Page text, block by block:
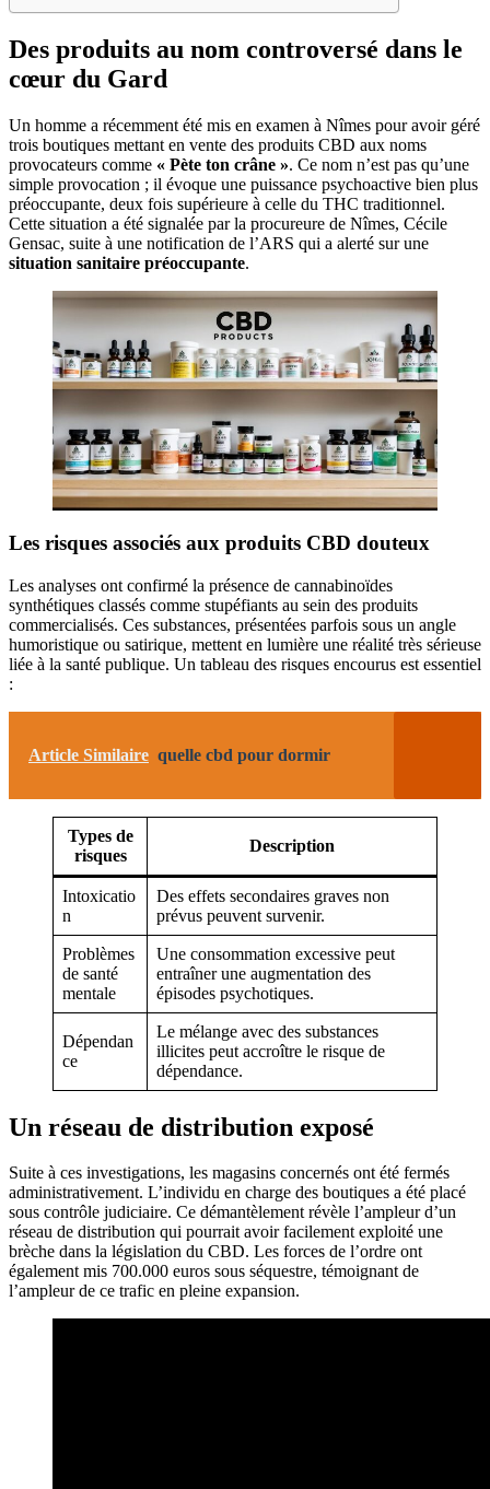
Des produits au nom controversé dans le
cœur du Gard
Un homme a récemment été mis en examen à Nîmes pour avoir géré
trois boutiques mettant en vente des produits CBD aux noms
provocateurs comme « Pète ton crâne ». Ce nom n’est pas qu’une
simple provocation ; il évoque une puissance psychoactive bien plus
préoccupante, deux fois supérieure à celle du THC traditionnel.
Cette situation a été signalée par la procureure de Nîmes, Cécile
Gensac, suite à une notification de l’ARS qui a alerté sur une
situation sanitaire préoccupante.
Les risques associés aux produits CBD douteux
Les analyses ont confirmé la présence de cannabinoïdes
synthétiques classés comme stupéfiants au sein des produits
commercialisés. Ces substances, présentées parfois sous un angle
humoristique ou satirique, mettent en lumière une réalité très sérieuse
liée à la santé publique. Un tableau des risques encourus est essentiel
:
Article Similaire quelle cbd pour dormir
Types de
risques
Description
Intoxicatio
n
Des effets secondaires graves non
prévus peuvent survenir.
Problèmes
de santé
mentale
Une consommation excessive peut
entraîner une augmentation des
épisodes psychotiques.
Dépendan
ce
Le mélange avec des substances
illicites peut accroître le risque de
dépendance.
Un réseau de distribution exposé
Suite à ces investigations, les magasins concernés ont été fermés
administrativement. L’individu en charge des boutiques a été placé
sous contrôle judiciaire. Ce démantèlement révèle l’ampleur d’un
réseau de distribution qui pourrait avoir facilement exploité une
brèche dans la législation du CBD. Les forces de l’ordre ont
également mis 700.000 euros sous séquestre, témoignant de
l’ampleur de ce trafic en pleine expansion.